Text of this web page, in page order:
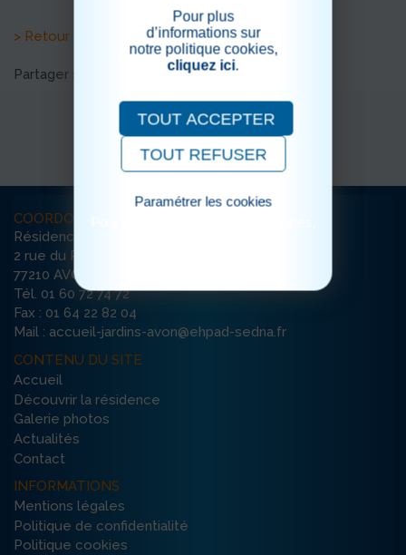
> Retour aux actualités
Partager sur les réseaux sociaux
COORDONNÉES
Résidence Les Jardins de Sedna
2 rue du Père Maurice
77210 AVON
Tél. 01 60 72 74 72
Fax : 01 64 22 82 04
Mail : accueil-jardins-avon@ehpad-sedna.fr
CONTENU DU SITE
Accueil
Découvrir la résidence
Galerie photos
Actualités
Contact
INFORMATIONS
Mentions légales
Politique de confidentialité
Politique cookies
Pour plus
d’informations sur
notre politique cookies,
cliquez ici.
TOUT ACCEPTER
TOUT REFUSER
Paramétrer les cookies